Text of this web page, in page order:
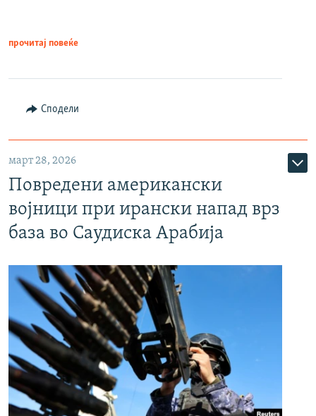
прочитај повеќе
Сподели
март 28, 2026
Повредени американски
војници при ирански напад врз
база во Саудиска Арабија